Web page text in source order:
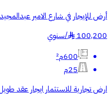
أرض للإيجار في شارع الامير
100,200
§
/سنوي
600م²
25م